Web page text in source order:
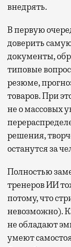
Бизнес-зал
провести
выпить кофе,
окна за тем,
самолеты. В
в лаунжах. В
несколько — в
гаваней. На
Лаунжи
Павелецком,
и Курском
могут
не только в
1000
внедрять.
В первую
доверить
документы,
типовые
резюме,
товаров. При
не о массовых
решения,
останутся за
Полностью
тренеров ИИ
потому, что
невозможно).
не обладают
умеют